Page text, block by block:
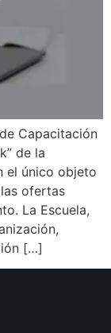
Capacitación
de la
el único objeto
ofertas
La Escuela,
[…]